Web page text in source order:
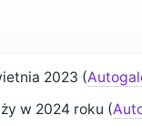
2023 (
w 2024 roku (